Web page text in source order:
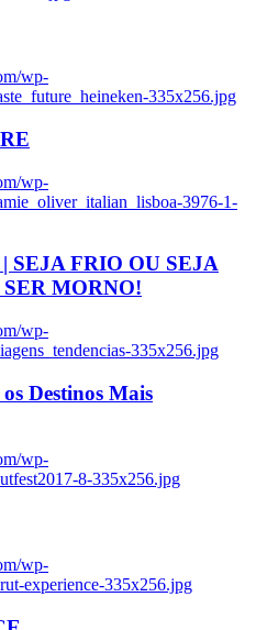
wp-
335x256.jpg
wp-
3976-1-
SEJA FRIO OU SEJA
MORNO!
wp-
335x256.jpg
Destinos Mais
wp-
8-335x256.jpg
wp-
experience-335x256.jpg